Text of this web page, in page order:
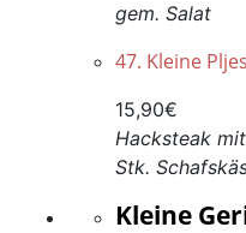
gem. Salat
47. Kleine
15,90€
Hacksteak
Stk.
Kleine